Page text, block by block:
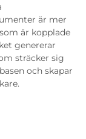
är mer
är kopplade
genererar
sträcker sig
och skapar